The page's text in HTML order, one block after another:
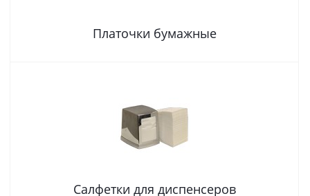
Платочки бумажные
Салфетки для диспенсеров